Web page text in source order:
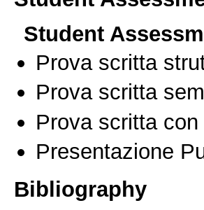
Student
Prova scritta
Prova scritta
Prova scritta
Presentazione
Bibliography